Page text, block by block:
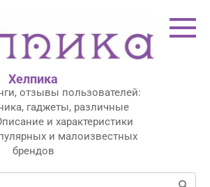
Хелпика
отзывы пользователей:
гаджеты, различные
и характеристики
и малоизвестных
брендов